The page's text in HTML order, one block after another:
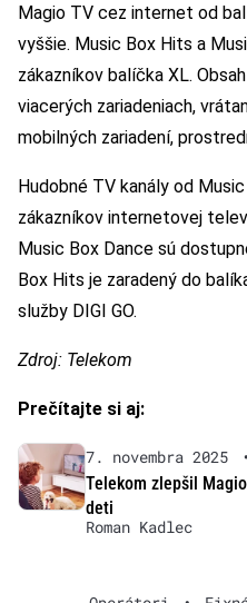
Magio TV cez internet od
vyššie. Music Box Hits a
zákazníkov balíčka XL.
viacerých zariadeniach,
mobilných zariadení,
Hudobné TV kanály od
zákazníkov internetovej
Music Box Dance sú
Box Hits je zaradený do
služby DIGI GO.
Zdroj: Telekom
Prečítajte si aj:
7. novembra 2025 •
Telekom zlepšil
deti
Roman Kadlec